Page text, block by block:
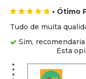
• Ótimo
Tudo de muita
Sim,
Esta